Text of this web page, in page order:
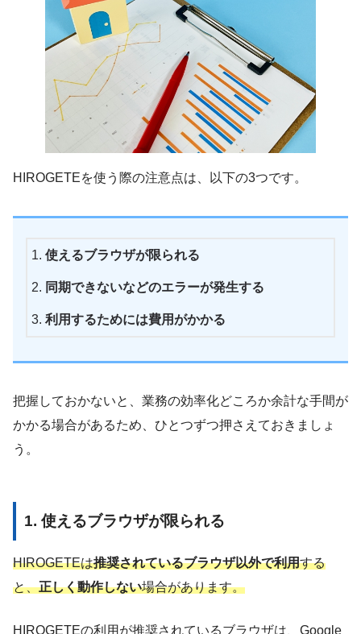
HIROGETEを使う際の注意点は、以下の3つです。
使えるブラウザが限られる
同期できないなどのエラーが発生する
利用するためには費用がかかる
把握しておかないと、業務の効率化どころか余計な手間が
かかる場合があるため、ひとつずつ押さえておきましょ
う。
1. 使えるブラウザが限られる
HIROGETEは推奨されているブラウザ以外で利用する
と、正しく動作しない場合があります。
HIROGETEの利用が推奨されているブラウザは、Google